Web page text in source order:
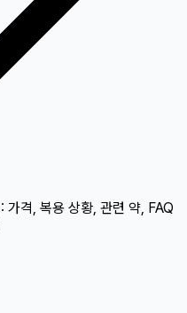
가격, 복용 상황, 관련 약, FAQ